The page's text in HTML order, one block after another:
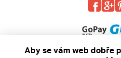
Aby se vám web dobře